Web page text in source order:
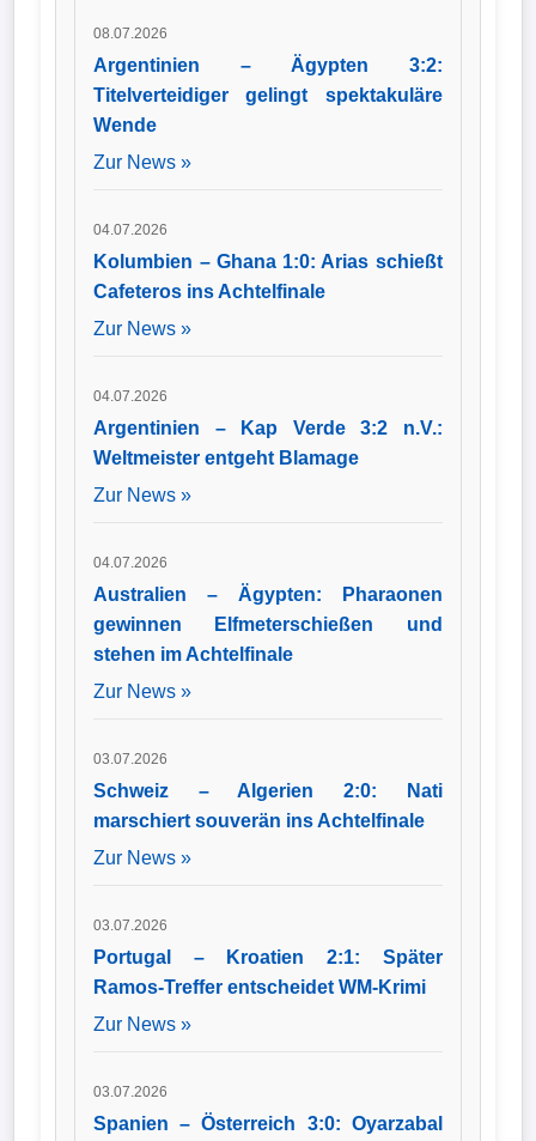
08.07.2026
Argentinien – Ägypten 3:2:
Titelverteidiger gelingt spektakuläre
Wende
Zur News »
04.07.2026
Kolumbien – Ghana 1:0: Arias schießt
Cafeteros ins Achtelfinale
Zur News »
04.07.2026
Argentinien – Kap Verde 3:2 n.V.:
Weltmeister entgeht Blamage
Zur News »
04.07.2026
Australien – Ägypten: Pharaonen
gewinnen Elfmeterschießen und
stehen im Achtelfinale
Zur News »
03.07.2026
Schweiz – Algerien 2:0: Nati
marschiert souverän ins Achtelfinale
Zur News »
03.07.2026
Portugal – Kroatien 2:1: Später
Ramos-Treffer entscheidet WM-Krimi
Zur News »
03.07.2026
Spanien – Österreich 3:0: Oyarzabal